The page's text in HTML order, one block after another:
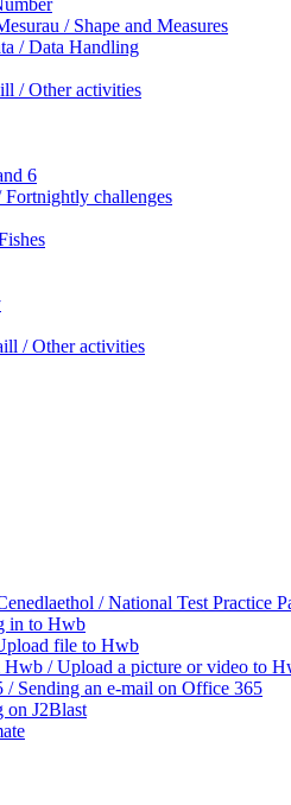
/ Shape and Measures
/ Data Handling
/ Other activities
6
challenges
/ Other activities
/ National Test Practice
in to Hwb
file to Hwb
/ Upload a picture or video to
Sending an e-mail on Office 365
on J2Blast